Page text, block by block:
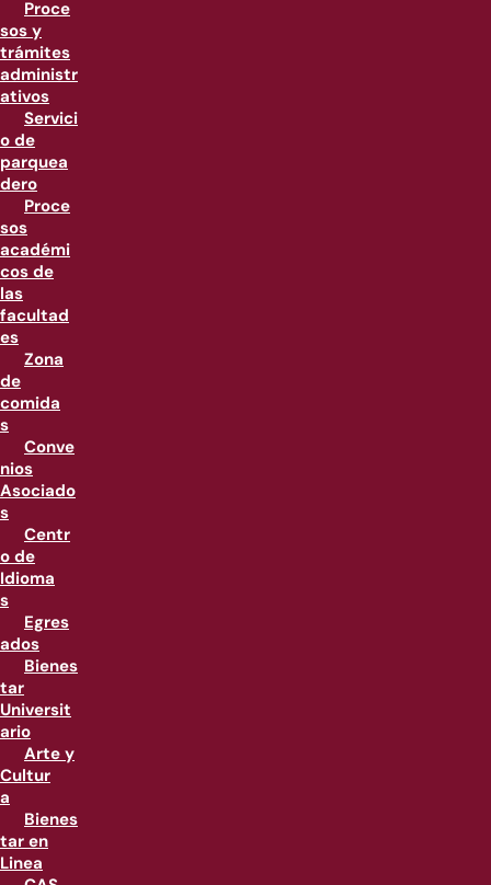
Proce
sos y
trámites
administr
ativos
Servici
o de
parquea
dero
Proce
sos
académi
cos de
las
facultad
es
Zona
de
comida
s
Conve
nios
Asociado
s
Centr
o de
Idioma
s
Egres
ados
Bienes
tar
Universit
ario
Arte y
Cultur
a
Bienes
tar en
Linea